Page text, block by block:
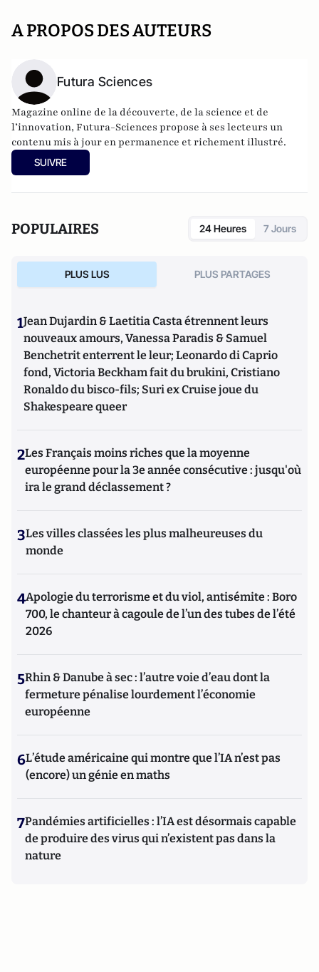
A PROPOS DES AUTEURS
Futura Sciences
Magazine online de la découverte, de la science et de
l’innovation, Futura-Sciences propose à ses lecteurs un
contenu mis à jour en permanence et richement illustré.
SUIVRE
POPULAIRES 24 Heures 7 Jours
PLUS LUS PLUS PARTAGES
1Jean Dujardin & Laetitia Casta étrennent leurs
nouveaux amours, Vanessa Paradis & Samuel
Benchetrit enterrent le leur; Leonardo di Caprio
fond, Victoria Beckham fait du brukini, Cristiano
Ronaldo du bisco-fils; Suri ex Cruise joue du
Shakespeare queer
2Les Français moins riches que la moyenne
européenne pour la 3e année consécutive : jusqu'où
ira le grand déclassement ?
3Les villes classées les plus malheureuses du
monde
4Apologie du terrorisme et du viol, antisémite : Boro
700, le chanteur à cagoule de l’un des tubes de l’été
2026
5Rhin & Danube à sec : l’autre voie d’eau dont la
fermeture pénalise lourdement l’économie
européenne
6L’étude américaine qui montre que l’IA n’est pas
(encore) un génie en maths
7Pandémies artificielles : l’IA est désormais capable
de produire des virus qui n’existent pas dans la
nature